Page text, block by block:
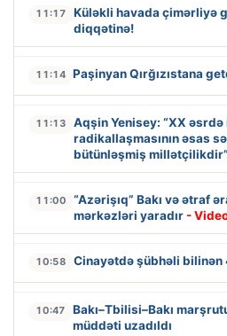
11:17
Küləkli havada çimərliyə
diqqətinə!
11:14 Paşinyan Qırğızıstana
11:13
Aqşin Yenisey: “XX əsrdə
radikallaşmasının əsas
bütünləşmiş millətçilikdir”
11:00
“Azərişıq” Bakı və ətraf
mərkəzləri yaradır -
10:58 Cinayətdə şübhəli bilinən
10:47
Bakı–Tbilisi–Bakı
müddəti uzadıldı